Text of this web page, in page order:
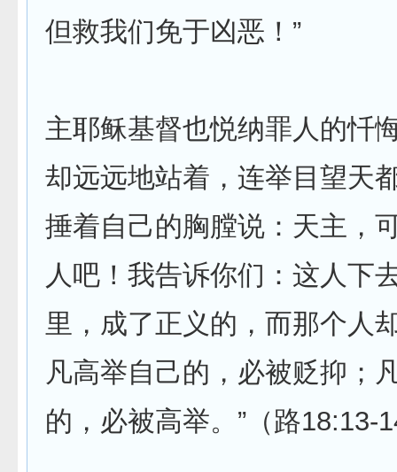
但救我们免于凶恶！”
主耶稣基督也悦纳罪人的忏
却远远地站着，连举目望天
捶着自己的胸膛说：天主，
人吧！我告诉你们：这人下
里，成了正义的，而那个人
凡高举自己的，必被贬抑；
的，必被高举。”（路18:13-